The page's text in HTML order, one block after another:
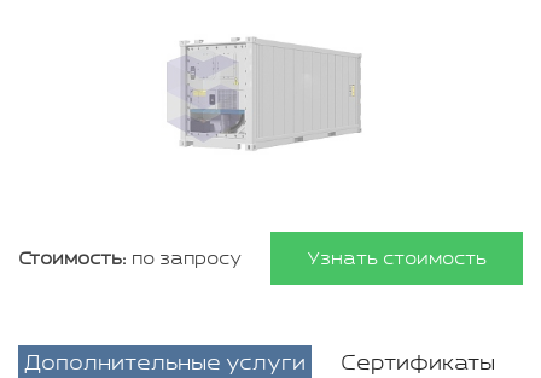
Стоимость: по запросу Узнать стоимость
Дополнительные услуги
Сертификаты